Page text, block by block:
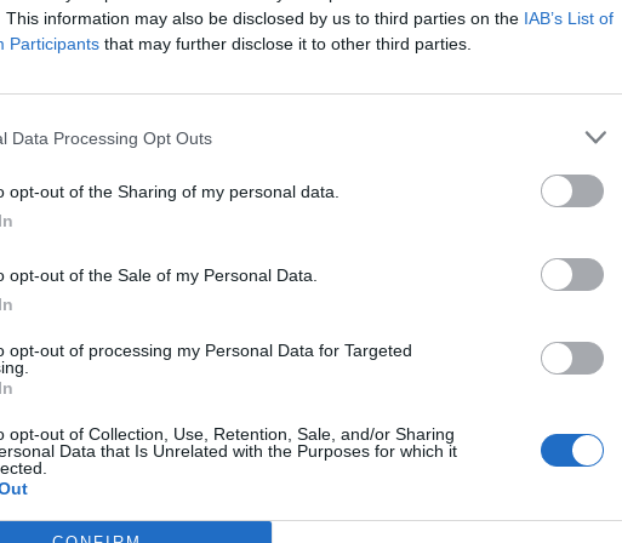
This information may also be disclosed by us to third parties on the IAB’s List of
Participants that may further disclose it to other third parties.
Data Processing Opt Outs
opt-out of the Sharing of my personal data.
opt-out of the Sale of my Personal Data.
opt-out of processing my Personal Data for Targeted
opt-out of Collection, Use, Retention, Sale, and/or Sharing
Data that Is Unrelated with the Purposes for which it
sotterranee di Schwechat-
Vienna, fino alla primavera del
la quale, sotto i bombardamenti alleati
1600 di Peschiera, ad essere liberato
un estratto del racconto -
di un editore! - e da me raccolto in
a me, non appena entrammo nella
(Dachau), la Appellplatz, resta
Sembrava la spiaggia dell'Acheronte, vi
di lunghi baracconi neri e, a vigilare su
in divisa con staffili e mitraglie.
di un albero, ma una processione di
a larve e coperti di pigiami a righe su
triangoli di stoffa colorata. Orridi
fredda, battente, ma poiché